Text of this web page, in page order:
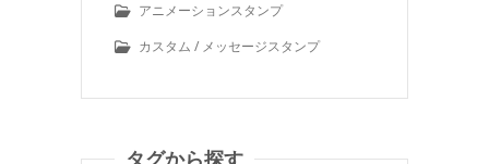
アニメーションスタンプ
カスタム / メッセージスタンプ
タグから探す